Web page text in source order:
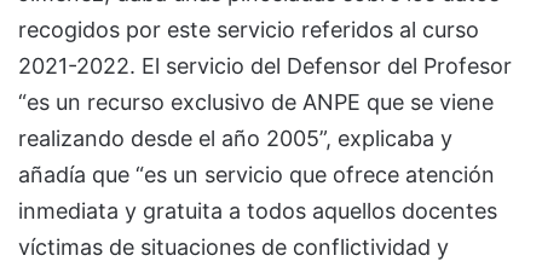
recogidos por este servicio referidos al curso
2021-2022. El servicio del Defensor del Profesor
“es un recurso exclusivo de ANPE que se viene
realizando desde el año 2005”, explicaba y
añadía que “es un servicio que ofrece atención
inmediata y gratuita a todos aquellos docentes
víctimas de situaciones de conflictividad y